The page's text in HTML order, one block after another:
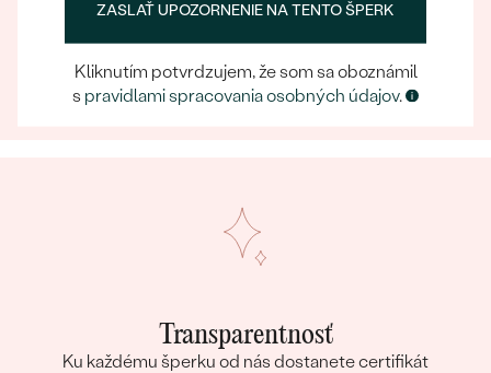
Eppický zážitok
Pri nakupovaní online aj osobne sa môžete spoľahnúť
na náš tím, ktorý sa postará o to, aby už samotný
výber šperku bol eppickým zážitkom.
Transparentnosť
Ku každému šperku od nás dostanete certifikát
ZASLAŤ UPOZORNENIE NA TENTO ŠPERK
Kliknutím potvrdzujem, že som sa oboznámil
s pravidlami spracovania osobných údajov.